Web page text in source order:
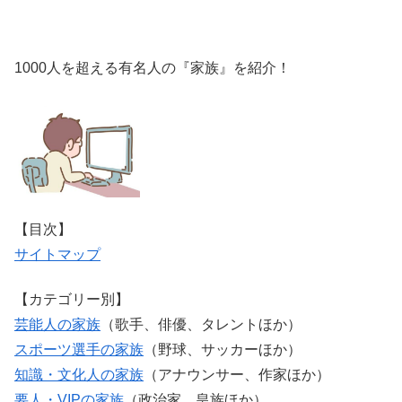
1000人を超える有名人の『家族』を紹介！
【目次】
サイトマップ
【カテゴリー別】
芸能人の家族 （歌手、俳優、タレントほか）
スポーツ選手の家族 （野球、サッカーほか）
知識・文化人の家族 （アナウンサー、作家ほか）